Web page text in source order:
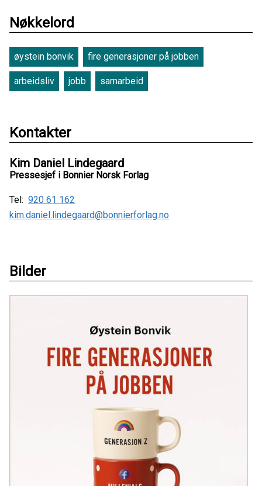
Nøkkelord
øystein bonvik fire generasjoner på jobben
arbeidsliv jobb samarbeid
Kontakter
Kim Daniel Lindegaard
Pressesjef i Bonnier Norsk Forlag
Tel: 920 61 162
kim.daniel.lindegaard@bonnierforlag.no
Bilder